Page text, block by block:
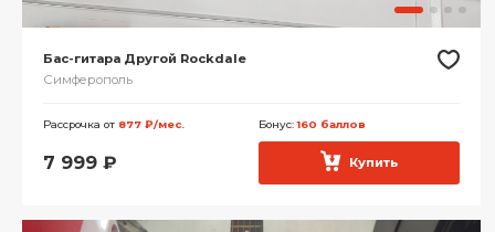
Бас-гитара Другой Rockdale
Симферополь
Рассрочка от 877 ₽/мес. Бонус:160 баллов
7 999 ₽ Купить